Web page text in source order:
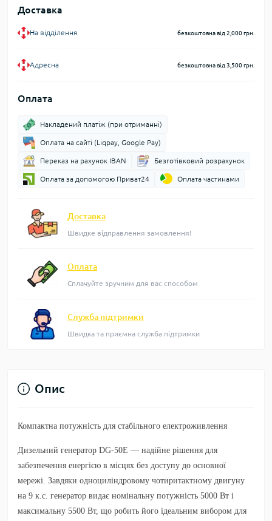
Доставка
На відділення безкоштовна від 2,000 грн.
Адресна безкоштовна від 3,500 грн.
Оплата
Накладений платіж (при отриманні)
Оплата на сайті (Liqpay, Google Pay)
Переказ на рахунок IBAN Безготівковий розрахунок
Оплата за допомогою Приват24 Оплата частинами
Доставка
Швидке відправлення замовлення!
Оплата
Сплачуйте зручним для вас способом
Служба підтримки
Швидка та приємна служба підтримки
Опис
Компактна потужність для стабільного електроживлення
Дизельний генератор DG-50Е — надійне рішення для
забезпечення енергією в місцях без доступу до основної
мережі. Завдяки одноциліндровому чотиритактному двигуну
на 9 к.с. генератор видає номінальну потужність 5000 Вт і
максимальну 5500 Вт, що робить його ідеальним вибором для